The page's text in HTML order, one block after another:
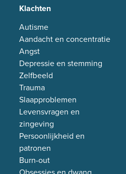
Klachten
Autisme
Aandacht en concentratie
Angst
Depressie en stemming
Zelfbeeld
Trauma
Slaapproblemen
Levensvragen en
zingeving
Persoonlijkheid en
patronen
Burn-out